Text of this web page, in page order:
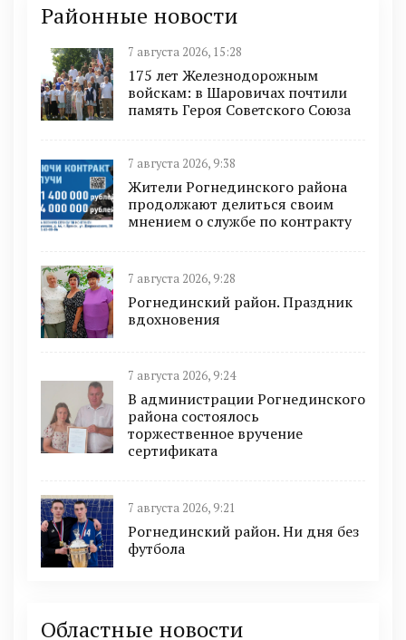
Районные новости
7 августа 2026, 15:28
175 лет Железнодорожным
войскам: в Шаровичах почтили
память Героя Советского Союза
7 августа 2026, 9:38
Жители Рогнединского района
продолжают делиться своим
мнением о службе по контракту
7 августа 2026, 9:28
Рогнединский район. Праздник
вдохновения
7 августа 2026, 9:24
В администрации Рогнединского
района состоялось
торжественное вручение
сертификата
7 августа 2026, 9:21
Рогнединский район. Ни дня без
футбола
Областные новости